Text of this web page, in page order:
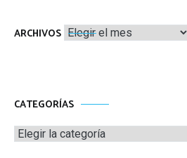
ARCHIVOS Archivos
CATEGORÍAS
Categorías